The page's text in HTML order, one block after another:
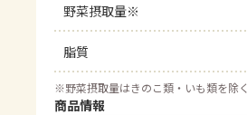
野菜摂取量※
脂質
※野菜摂取量はきのこ類・いも類を除く
商品情報